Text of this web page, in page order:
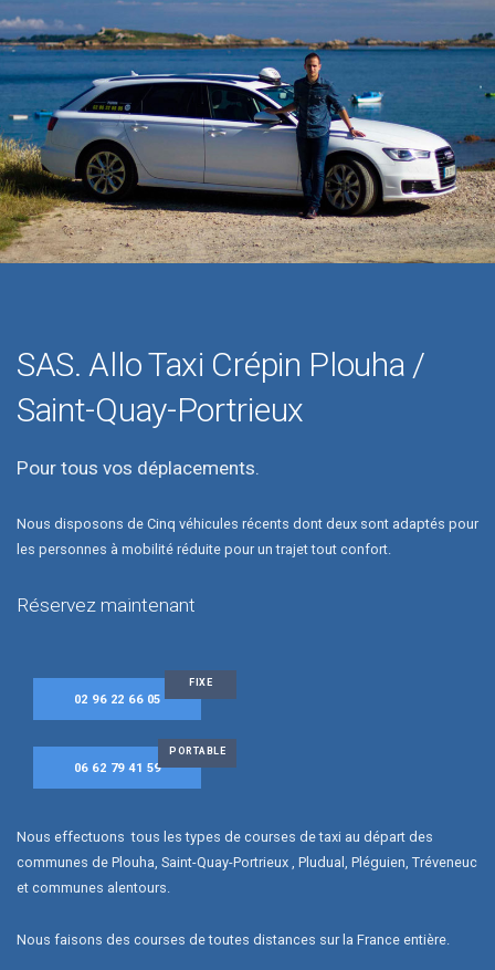
SAS. Allo Taxi Crépin Plouha /
Saint-Quay-Portrieux
Pour tous vos déplacements.
Nous disposons de Cinq véhicules récents dont deux sont adaptés pour
les personnes à mobilité réduite pour un trajet tout confort.
Réservez maintenant
02 96 22 66 05
FIXE
06 62 79 41 59
PORTABLE
Nous effectuons tous les types de courses de taxi au départ des
communes de Plouha, Saint-Quay-Portrieux , Pludual, Pléguien, Tréveneuc
et communes alentours.
Nous faisons des courses de toutes distances sur la France entière.